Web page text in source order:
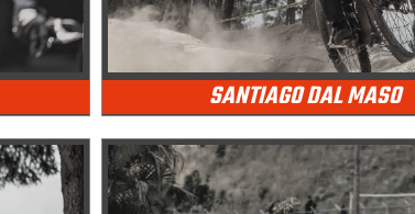
SANTIAGO DAL MASO